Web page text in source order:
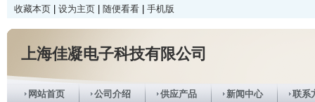
收藏本页 设为主页 随便看看 手机版
上海佳凝电子科技有限公司
网站首页 公司介绍 供应产品 新闻中心 联系